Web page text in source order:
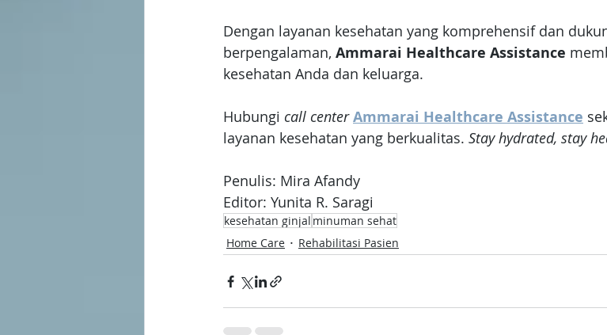
Dengan layanan kesehatan yang komprehensif dan
berpengalaman, Ammarai Healthcare Assistance
kesehatan Anda dan keluarga.
Hubungi call center Ammarai Healthcare Assistance
layanan kesehatan yang berkualitas. Stay hydrated, stay
Penulis: Mira Afandy
Editor: Yunita R. Saragi
kesehatan ginjal minuman sehat
Home Care
Rehabilitasi Pasien